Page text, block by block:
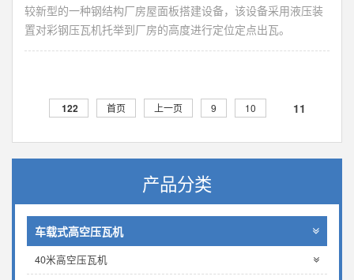
较新型的一种钢结构厂房屋面板搭建设备，该设备采用液压装
置对彩钢压瓦机托举到厂房的高度进行定位定点出瓦。
122 首页 上一页 9 10 11
产品分类
车载式高空压瓦机
40米高空压瓦机